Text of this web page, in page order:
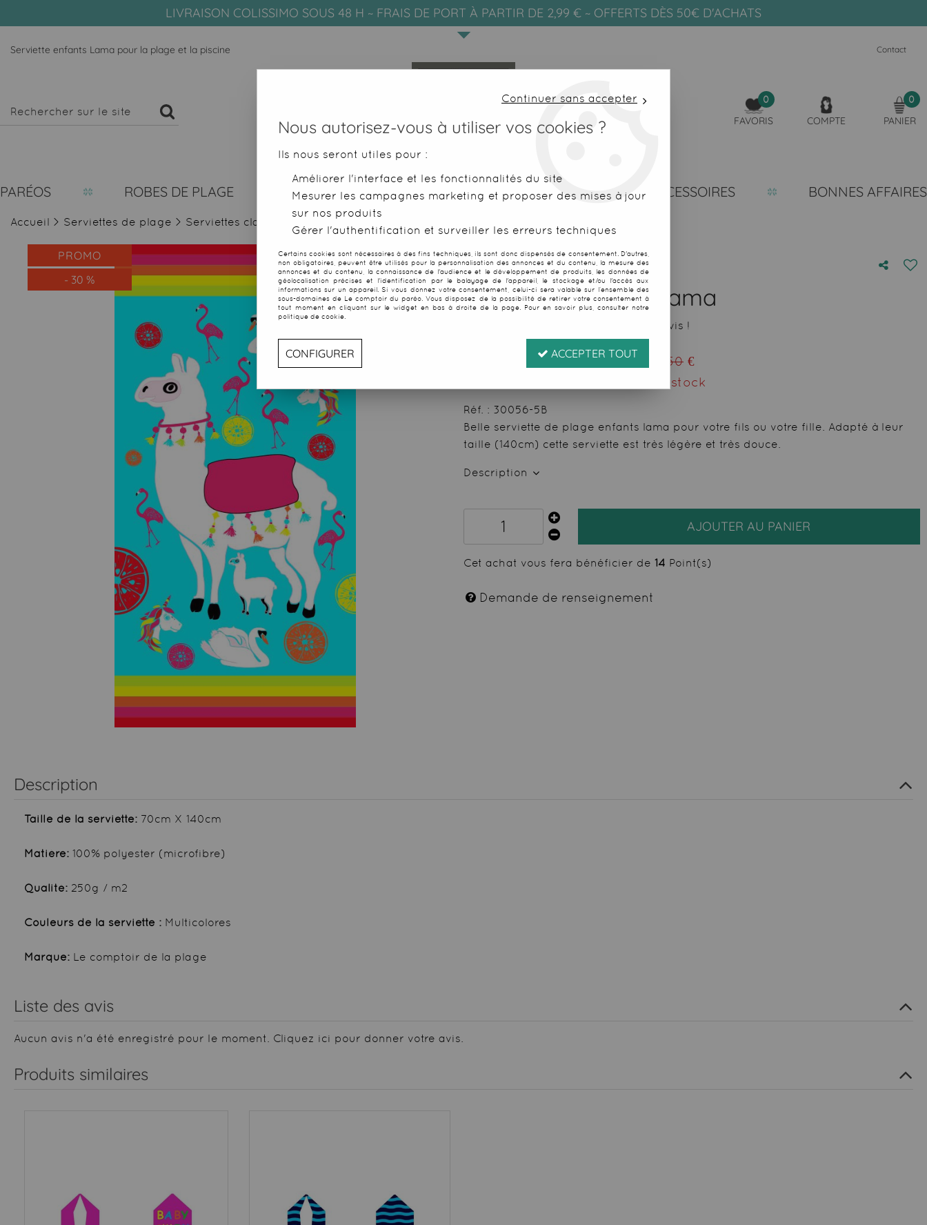
LIVRAISON COLISSIMO SOUS 48 H ~ FRAIS DE PORT À PARTIR DE 2,99 € ~ OFFERTS DÈS 50€ D'ACHATS
Serviette enfants Lama pour la plage et la piscine Contact
0
FAVORIS COMPTE
0
PANIER
PARÉOS ROBES DE PLAGE SERVIETTES DE PLAGE FOUTAS ACCESSOIRES BONNES AFFAIRES
Accueil > Serviettes de plage > Serviettes classiques Serviette enfants Lama
PROMO
- 30 %
Serviette enfants Lama
Soyez le premier à donner votre avis !
TTC au lieu de 20,50 €
Valable jusqu'à épuisement du stock
Réf. : 30056-5B
Belle serviette de plage enfants lama pour votre fils ou votre fille. Adapté à leur
taille (140cm) cette serviette est très légère et très douce.
Description
AJOUTER AU PANIER
Cet achat vous fera bénéficier de 14 Point(s)
Demande de renseignement
Description
Taille de la serviette: 70cm X 140cm
Matière: 100% polyester (microfibre)
Qualité: 250g / m2
Couleurs de la serviette : Multicolores
Marque: Le comptoir de la plage
Liste des avis
Aucun avis n'a été enregistré pour le moment. Cliquez ici pour donner votre avis.
Produits similaires
Continuer sans accepter
Nous autorisez-vous à utiliser vos cookies ?
Ils nous seront utiles pour :
Améliorer l'interface et les fonctionnalités du site
Mesurer les campagnes marketing et proposer des mises à jour
sur nos produits
Gérer l'authentification et surveiller les erreurs techniques
Certains cookies sont nécessaires à des fins techniques, ils sont donc dispensés de consentement. D'autres,
non obligatoires, peuvent être utilisés pour la personnalisation des annonces et du contenu, la mesure des
annonces et du contenu, la connaissance de l'audience et le développement de produits, les données de
géolocalisation précises et l'identification par le balayage de l'appareil, le stockage et/ou l'accès aux
informations sur un appareil. Si vous donnez votre consentement, celui-ci sera valable sur l’ensemble des
sous-domaines de Le comptoir du paréo. Vous disposez de la possibilité de retirer votre consentement à
tout moment en cliquant sur le widget en bas à droite de la page. Pour en savoir plus, consulter notre
politique de cookie.
CONFIGURER ACCEPTER TOUT